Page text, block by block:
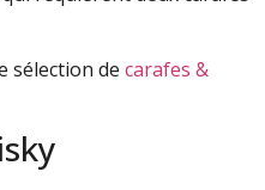
sélection de carafes &